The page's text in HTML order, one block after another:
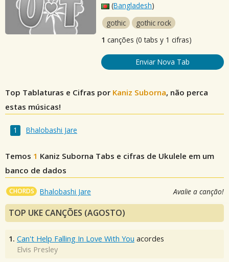
(Bangladesh)
gothic
gothic rock
1 canções (0 tabs y 1 cifras)
Enviar Nova Tab
Top Tablaturas e Cifras por Kaniz Suborna, não perca
estas músicas!
Bhalobashi Jare
Temos 1 Kaniz Suborna Tabs e cifras de Ukulele em um
banco de dados
CHORDS Bhalobashi Jare Avalie a canção!
TOP UKE CANÇÕES (AGOSTO)
1. Can't Help Falling In Love With You acordes
Elvis Presley